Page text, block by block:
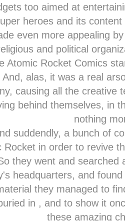
too aimed at
heroes and its
even more appealing
and political
Atomic Rocket Comics
alas, it was a real
causing all the creative
behind themselves, in
nothing
suddendly, a bunch of
Rocket in order to revive
they went and
headquarters, and
they managed to
in , and to show it
these amazing